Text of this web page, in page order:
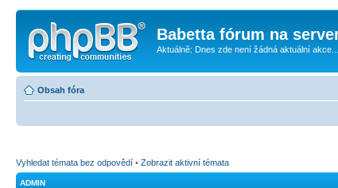
Babetta fórum na
Aktuálně: Dnes zde není žádná aktuální akce...
Obsah fóra
Vyhledat témata bez odpovědí • Zobrazit aktivní témata
ADMIN